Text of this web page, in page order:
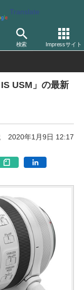
Translate
検索 Impressサイト
キヤノン
USM」の最新
2020年1月9日 12:17